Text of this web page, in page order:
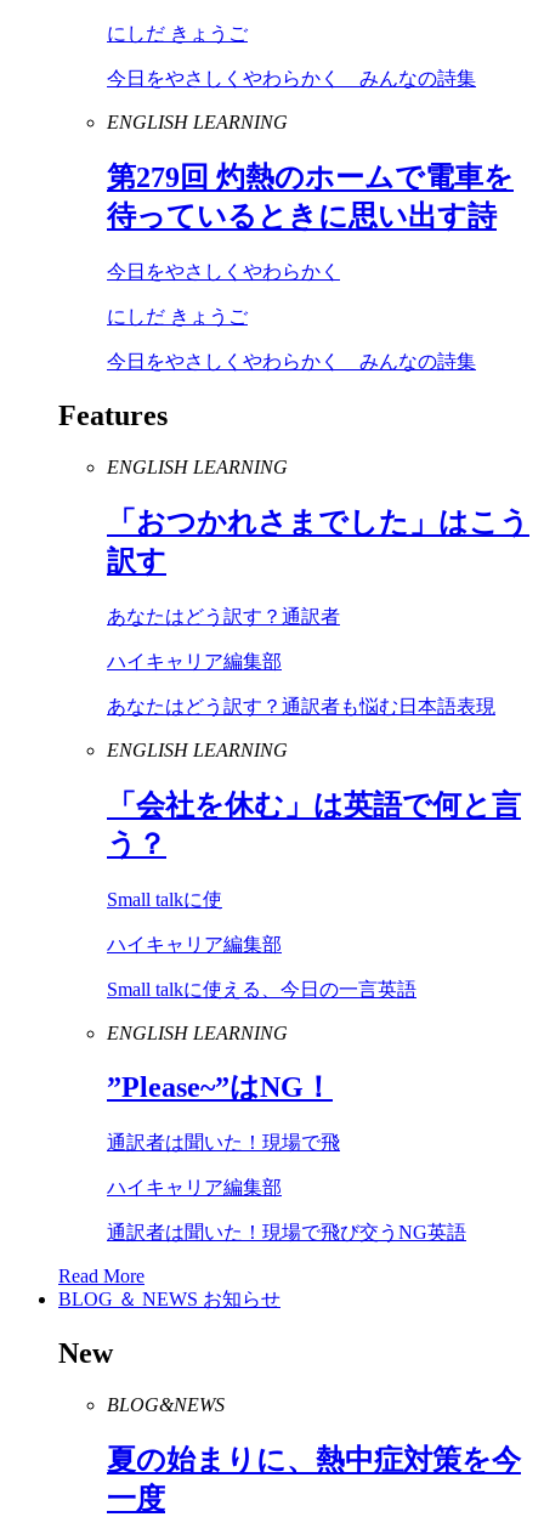
にしだ きょうご
今日をやさしくやわらかく みんなの詩集
ENGLISH LEARNING
第279回 灼熱のホームで電車を
待っているときに思い出す詩
今日をやさしくやわらかく
にしだ きょうご
今日をやさしくやわらかく みんなの詩集
Features
ENGLISH LEARNING
「おつかれさまでした」はこう
訳す
あなたはどう訳す？通訳者
ハイキャリア編集部
あなたはどう訳す？通訳者も悩む日本語表現
ENGLISH LEARNING
「会社を休む」は英語で何と言
う？
Small talkに使
ハイキャリア編集部
Small talkに使える、今日の一言英語
ENGLISH LEARNING
”Please~”はNG ！
通訳者は聞いた！現場で飛
ハイキャリア編集部
通訳者は聞いた！現場で飛び交うNG英語
Read More
BLOG ＆ NEWS お知らせ
New
BLOG&NEWS
夏の始まりに、熱中症対策を今
一度